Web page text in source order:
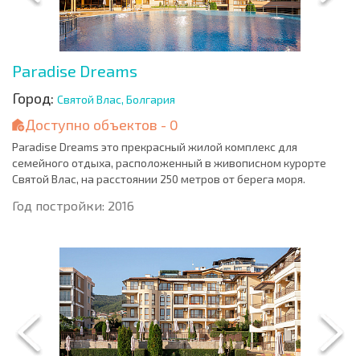
Paradise Dreams
Город: Святой Влас, Болгария
Доступно объектов - 0
Paradise Dreams это прекрасный жилой комплекс для
семейного отдыха, расположенный в живописном курорте
Святой Влас, на расстоянии 250 метров от берега моря.
Год постройки: 2016